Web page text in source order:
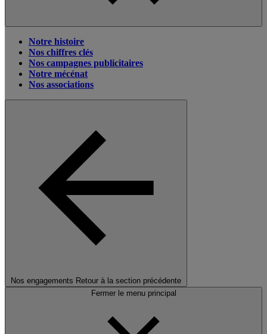
Notre histoire
Nos chiffres clés
Nos campagnes publicitaires
Notre mécénat
Nos associations
Nos engagements Retour à la section précédente
Fermer le menu principal